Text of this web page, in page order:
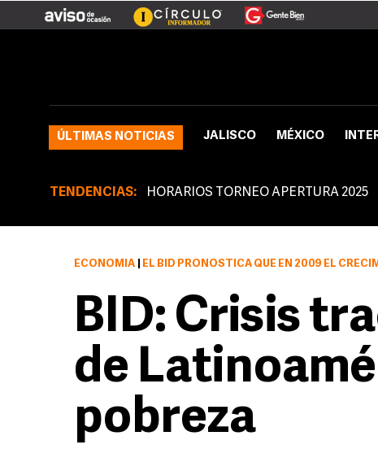
ÚLTIMAS NOTICIAS JALISCO MÉXICO
TENDENCIAS: HORARIOS TORNEO APERTURA 2025
ECONOMÍA EL BID PRONOSTICA QUE EN 2009 EL CRECIMIENTO REGIONAL
BID: Crisis
de
pobreza